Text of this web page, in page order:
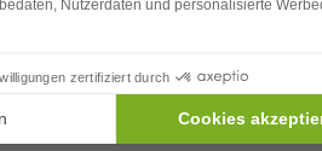
und
Ergotherapie,
der Selbstständigkeit
Beide
Symptome